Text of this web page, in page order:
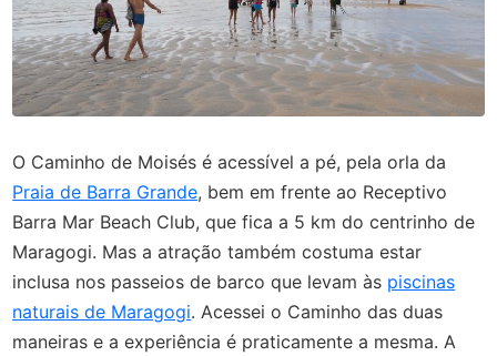
O Caminho de Moisés é acessível a pé, pela orla da
Praia de Barra Grande, bem em frente ao Receptivo
Barra Mar Beach Club, que fica a 5 km do centrinho de
Maragogi. Mas a atração também costuma estar
inclusa nos passeios de barco que levam às piscinas
naturais de Maragogi. Acessei o Caminho das duas
maneiras e a experiência é praticamente a mesma. A